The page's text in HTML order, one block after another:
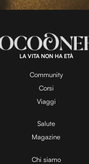
a
y
V
i
L
o
6
.
0
5
LA VITA NON HA ETÀ
Community
Corsi
Viaggi
Salute
Magazine
Chi siamo